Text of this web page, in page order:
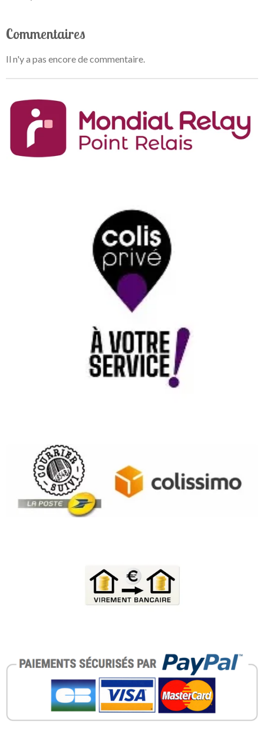
Commentaires
Il n'y a pas encore de commentaire.